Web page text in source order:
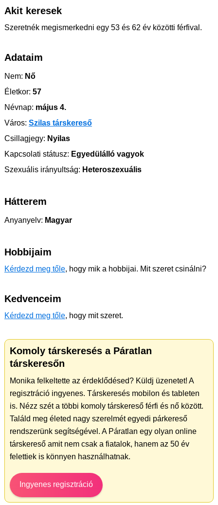
Akit keresek
Szeretnék megismerkedni egy 53 és 62 év közötti férfival.
Adataim
Nem: Nő
Életkor: 57
Névnap: május 4.
Város: Szilas társkereső
Csillagjegy: Nyilas
Kapcsolati státusz: Egyedülálló vagyok
Szexuális irányultság: Heteroszexuális
Hátterem
Anyanyelv: Magyar
Hobbijaim
Kérdezd meg tőle, hogy mik a hobbijai. Mit szeret csinálni?
Kedvenceim
Kérdezd meg tőle, hogy mit szeret.
Komoly társkeresés a Páratlan
társkeresőn
Monika felkeltette az érdeklődésed? Küldj üzenetet! A
regisztráció ingyenes. Társkeresés mobilon és tableten
is. Nézz szét a többi komoly társkereső férfi és nő között.
Találd meg életed nagy szerelmét egyedi párkereső
rendszerünk segítségével. A Páratlan egy olyan online
társkereső amit nem csak a fiatalok, hanem az 50 év
felettiek is könnyen használhatnak.
Ingyenes regisztráció